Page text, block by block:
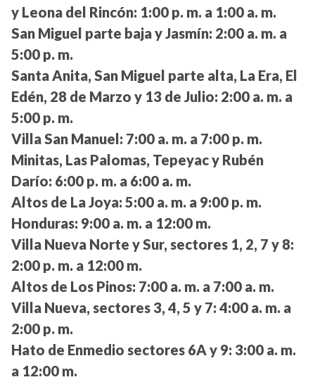
y Leona del Rincón: 1:00 p. m. a 1:00 a. m.
San Miguel parte baja y Jasmín: 2:00 a. m. a
5:00 p. m.
Santa Anita, San Miguel parte alta, La Era, El
Edén, 28 de Marzo y 13 de Julio: 2:00 a. m. a
5:00 p. m.
Villa San Manuel: 7:00 a. m. a 7:00 p. m.
Minitas, Las Palomas, Tepeyac y Rubén
Darío: 6:00 p. m. a 6:00 a. m.
Altos de La Joya: 5:00 a. m. a 9:00 p. m.
Honduras: 9:00 a. m. a 12:00 m.
Villa Nueva Norte y Sur, sectores 1, 2, 7 y 8:
2:00 p. m. a 12:00 m.
Altos de Los Pinos: 7:00 a. m. a 7:00 a. m.
Villa Nueva, sectores 3, 4, 5 y 7: 4:00 a. m. a
2:00 p. m.
Hato de Enmedio sectores 6A y 9: 3:00 a. m.
a 12:00 m.